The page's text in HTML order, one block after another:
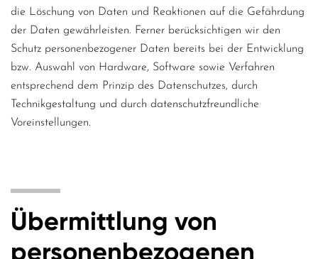
die Löschung von Daten und Reaktionen auf die Gefährdung
der Daten gewährleisten. Ferner berücksichtigen wir den
Schutz personenbezogener Daten bereits bei der Entwicklung
bzw. Auswahl von Hardware, Software sowie Verfahren
entsprechend dem Prinzip des Datenschutzes, durch
Technikgestaltung und durch datenschutzfreundliche
Voreinstellungen.
Übermittlung von
personenbezogenen